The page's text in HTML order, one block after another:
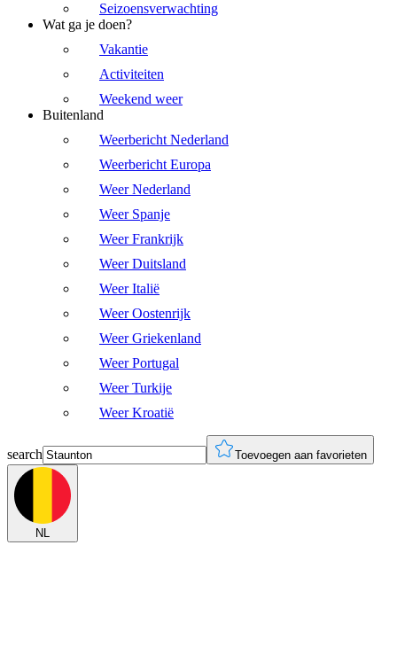
Seizoensverwachting
Wat ga je doen?
Vakantie
Activiteiten
Weekend weer
Buitenland
Weerbericht Nederland
Weerbericht Europa
Weer Nederland
Weer Spanje
Weer Frankrijk
Weer Duitsland
Weer Italië
Weer Oostenrijk
Weer Griekenland
Weer Portugal
Weer Turkije
Weer Kroatië
search Toevoegen aan favorieten
NL